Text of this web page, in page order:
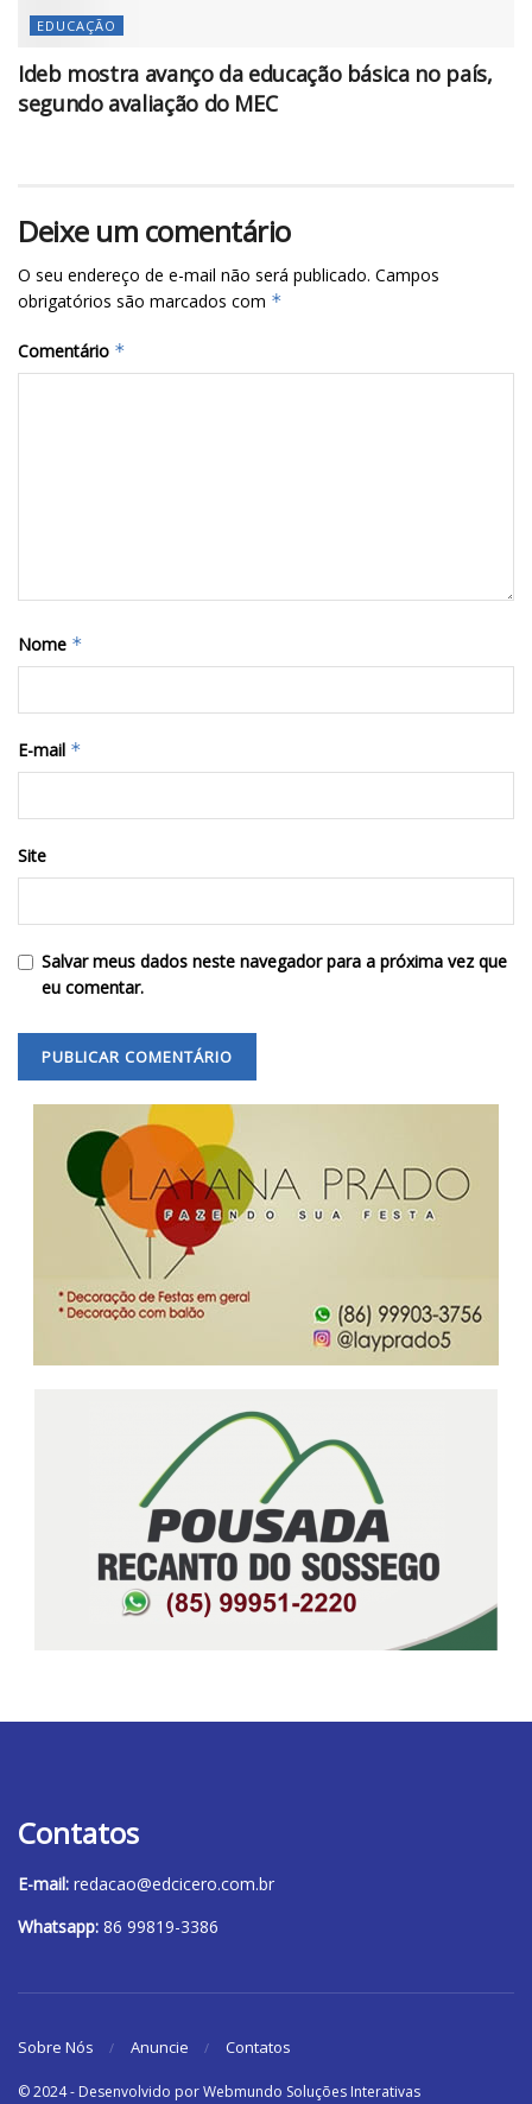
EDUCAÇÃO
Ideb mostra avanço da educação básica no país,
segundo avaliação do MEC
Deixe um comentário
O seu endereço de e-mail não será publicado. Campos
obrigatórios são marcados com *
Comentário *
Nome *
E-mail *
Site
Salvar meus dados neste navegador para a próxima vez que
eu comentar.
Contatos
E-mail: redacao@edcicero.com.br
Whatsapp: 86 99819-3386
Sobre Nós Anuncie Contatos
© 2024 - Desenvolvido por Webmundo Soluções Interativas